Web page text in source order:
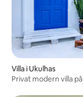
Villa i Ukulhas
Privat modern villa